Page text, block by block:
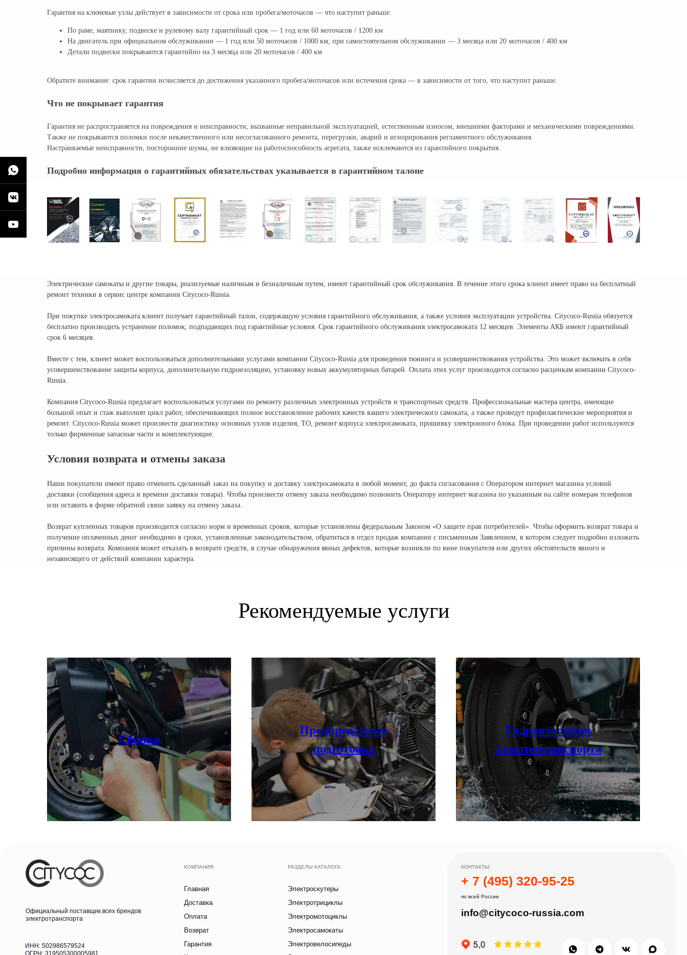
Гарантия на ключевые узлы действует в зависимости от срока или пробега/моточасов — что наступит раньше.
По раме, маятнику, подвеске и рулевому валу гарантийный срок — 1 год или 60 моточасов / 1200 км
На двигатель при официальном обслуживании — 1 год или 50 моточасов / 1000 км; при самостоятельном обслуживании — 3 месяца или 20 моточасов / 400 км
Детали подвески покрываются гарантийно на 3 месяца или 20 моточасов / 400 км
Обратите внимание: срок гарантии исчисляется до достижения указанного пробега/моточасов или истечения срока — в зависимости от того, что наступит раньше.
Что не покрывает гарантия
Гарантия не распространяется на повреждения и неисправности, вызванные неправильной эксплуатацией, естественным износом, внешними факторами и механическими повреждениями.
Также не покрываются поломки после некачественного или несогласованного ремонта, перегрузки, аварий и игнорирования регламентного обслуживания.
Настраиваемые неисправности, посторонние шумы, не влияющие на работоспособность агрегата, также исключаются из гарантийного покрытия.
Подробно информация о гарантийных обязательствах указывается в гарантийном талоне
Электрические самокаты и другие товары, реализуемые наличным и безналичным путем, имеют гарантийный срок обслуживания. В течение этого срока клиент имеет право на бесплатный
ремонт техники в сервис центре компании Citycoco-Russia.
При покупке электросамоката клиент получает гарантийный талон, содержащую условия гарантийного обслуживания, а также условия эксплуатации устройства. Citycoco-Russia обязуется
бесплатно производить устранение поломок, подпадающих под гарантийные условия. Срок гарантийного обслуживания электросамоката 12 месяцев. Элементы АКБ имеют гарантийный
срок 6 месяцев.
Вместе с тем, клиент может воспользоваться дополнительными услугами компании Citycoco-Russia для проведения тюнинга и усовершенствования устройства. Это может включать в себя
усовершенствование защиты корпуса, дополнительную гидроизоляцию, установку новых аккумуляторных батарей. Оплата этих услуг производится согласно расценкам компании Citycoco-
Russia.
Компания Citycoco-Russia предлагает воспользоваться услугами по ремонту различных электронных устройств и транспортных средств. Профессиональные мастера центра, имеющие
большой опыт и стаж выполнят цикл работ, обеспечивающих полное восстановление рабочих качеств вашего электрического самоката, а также проведут профилактические мероприятия и
ремонт. Citycoco-Russia может произвести диагностику основных узлов изделия, ТО, ремонт корпуса электросамоката, прошивку электронного блока. При проведении работ используются
только фирменные запасные части и комплектующие.
Условия возврата и отмены заказа
Наши покупатели имеют право отменить сделанный заказ на покупку и доставку электросамоката в любой момент, до факта согласования с Оператором интернет магазина условий
доставки (сообщения адреса и времени доставки товара). Чтобы произвести отмену заказа необходимо позвонить Оператору интернет магазина по указанным на сайте номерам телефонов
или оставить в форме обратной связи заявку на отмену заказа.
Возврат купленных товаров производится согласно норм и временных сроков, которые установлены федеральным Законом «О защите прав потребителей». Чтобы оформить возврат товара и
получение оплаченных денег необходимо в сроки, установленные законодательством, обратиться в отдел продаж компании с письменным Заявлением, в котором следует подробно изложить
причины возврата. Компания может отказать в возврате средств, в случае обнаружения явных дефектов, которые возникли по вине покупателя или других обстоятельств явного и
независящего от действий компании характера.
Рекомендуемые услуги
Сборка
Предпродажная
подготовка
Гидроизоляция
электротранспорта
Главная
Оплата
Возврат
Контакты
Аксессуары
Электроскутеры
Электротрициклы
Электромотоциклы
© CityCoCo Russia Operating Company, LLC. 2019–2026
Электросамокаты
Электровелосипеды
Электроквадроциклы
Грузовые электротрициклы
Электромотоциклы
Аксессуары и прочие товары
+ 7 (495) 320-95-25
по всей России
info@citycoco-russia.com
Записаться на тест-драйв
Московская область, г. Мытищи, ул. Ярмарочная с4Б.
Павильон Т 10-15
г. Москва, съезд 91-й км МКАД
Получить консультацию
НАШИ САЛОНЫ:
КОНТАКТЫ:
Официальный поставщик всех брендов
электротранспорта
Гарантия
Доставка
Вся представленная на сайте информация, носит информационный характер и ни при каких условиях не является публичной офертой, определяемой
КОМПАНИЯ: РАЗДЕЛЫ КАТАЛОГА:
ИНН: 502986579524
ОГРН: 319505300005981
ИП Талипов М.Б.